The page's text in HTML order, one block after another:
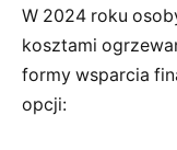
W 2024 roku
kosztami
formy wsparcia
opcji: